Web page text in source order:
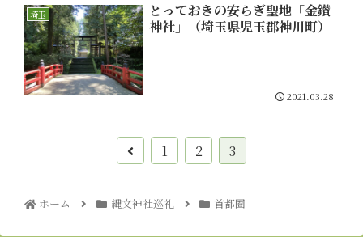
埼玉
とっておきの安らぎ聖地「金鑚
神社」（埼玉県児玉郡神川町）
2021.03.28
1 2 3
ホーム 縄文神社巡礼 首都圏